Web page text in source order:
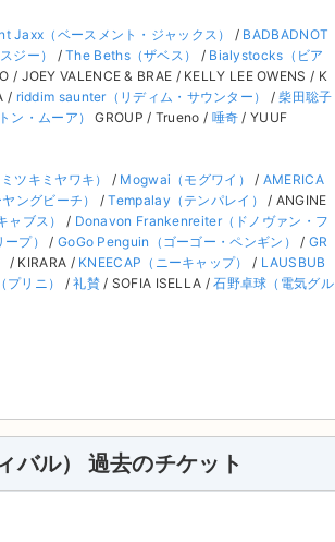
Jaxx（ベースメント・ジャックス） / BADBADNOT
ジー） /The Beths（ザベス） / Bialystocks（ビア
/ JOEY VALENCE & BRAE / KELLY LEE OWENS / K
/ riddim saunter（リディム・サウンター） /柴田聡子
・ムーア） GROUP / Trueno / 唾奇 / YUUF
ツキミヤワキ） / Mogwai（モグワイ） / AMERICA
ングビーチ） /Tempalay（テンパレイ）
/ ANGINE
ブス） / Donavon Frankenreiter（ドノヴァン・フ
プ） / GoGo Penguin（ゴーゴー・ペンギン） / GR
/ KIRARA / KNEECAP（ニーキャップ） / LAUSBUB
プリニ） /礼賛/ SOFIA ISELLA /石野卓球（電気グル
バル） 過去のチケット